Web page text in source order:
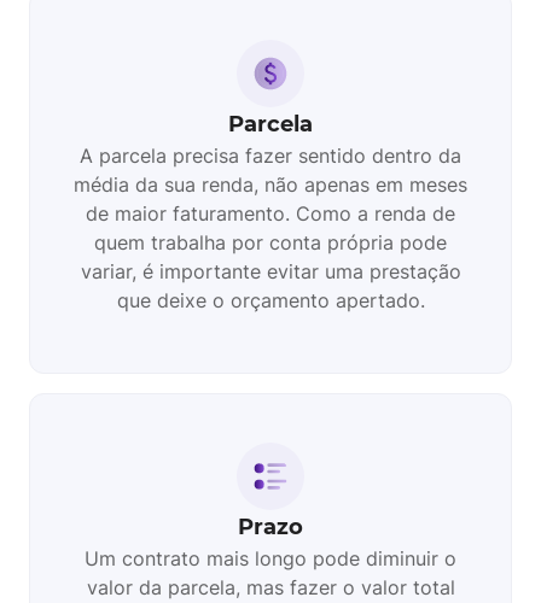
Parcela
A parcela precisa fazer sentido dentro da
média da sua renda, não apenas em meses
de maior faturamento. Como a renda de
quem trabalha por conta própria pode
variar, é importante evitar uma prestação
que deixe o orçamento apertado.
Prazo
Um contrato mais longo pode diminuir o
valor da parcela, mas fazer o valor total